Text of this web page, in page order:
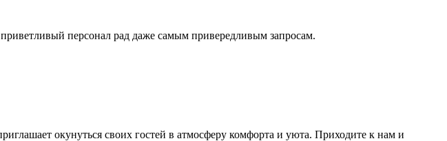
персонал рад даже самым привередливым запросам.
окунуться своих гостей в атмосферу комфорта и уюта. Приходите к нам и